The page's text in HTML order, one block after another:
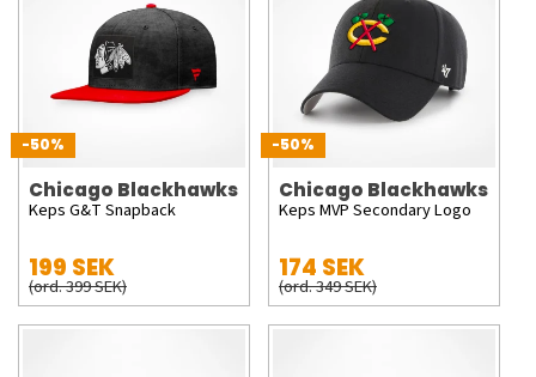
-50%
Chicago Blackhawks
Keps G&T Snapback
199 SEK
(ord. 399 SEK)
-50%
Chicago Blackhawks
Keps MVP Secondary Logo
174 SEK
(ord. 349 SEK)